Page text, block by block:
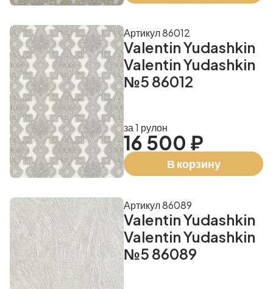
Valentin Yudashkin
Valentin Yudashkin
№5 86012
Артикул 86012
за 1 рулон
16 500 ₽
В корзину
Valentin Yudashkin
Valentin Yudashkin
№5 86089
Артикул 86089